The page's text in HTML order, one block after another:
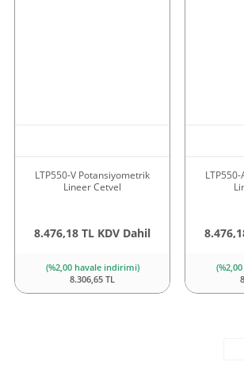
LTP550-V Potansiyometrik
Lineer Cetvel
8.476,18 TL KDV Dahil
(%2,00 havale indirimi)
8.306,65 TL